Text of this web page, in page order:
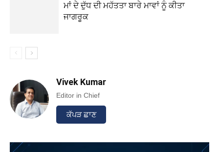
ਮਾਂ ਦੇ ਦੁੱਧ ਦੀ ਮਹੱਤਤਾ ਬਾਰੇ ਮਾਵਾਂ ਨੂੰ ਕੀਤਾ
ਜਾਗਰੂਕ
Vivek Kumar
Editor in Chief
ਕੱਪੜ ਛਾਣ